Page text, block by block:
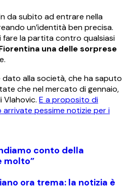
da subito ad entrare nella
un’identità ben precisa.
fare la partita contro qualsiasi
una delle sorprese
alla società, che ha saputo
che nel mercato di gennaio,
E a proposito di
pessime notizie per i
conto della
molto”
ora trema: la notizia è